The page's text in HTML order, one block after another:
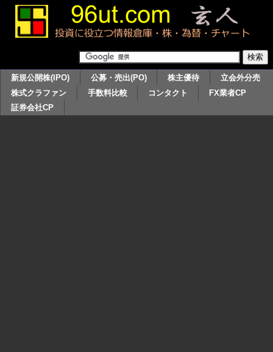
新規公開株(IPO) 公募・売出(PO) 株主優待
立会外分売
株式クラファン
手数料比較 コンタクト
FX業者CP
証券会社CP